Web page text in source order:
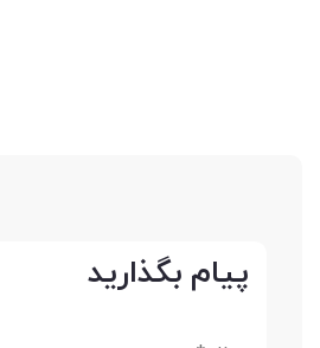
پیام بگذارید